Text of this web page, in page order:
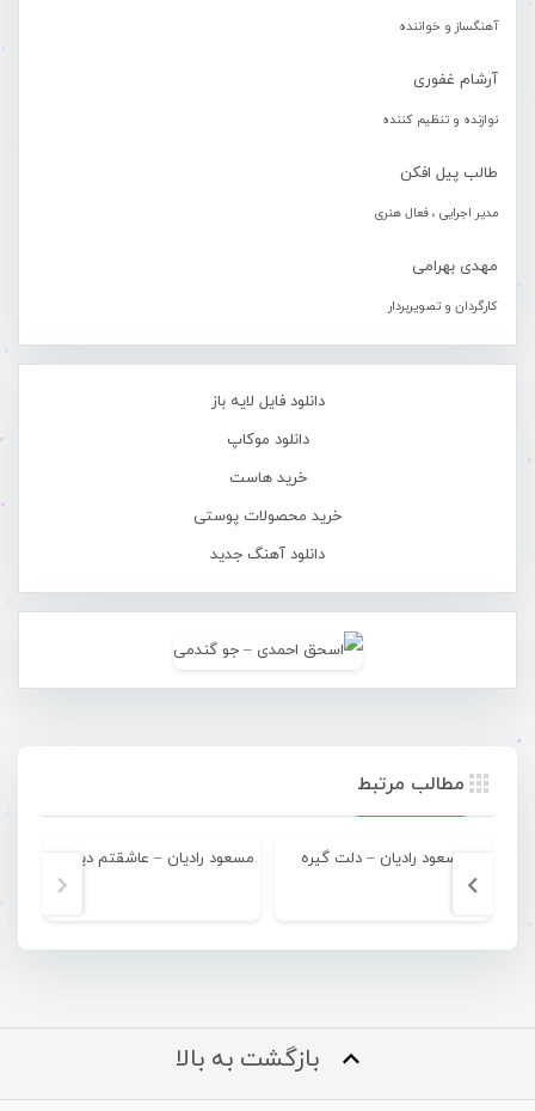
آهنگساز و خواننده
آرشام غفوری
نوازنده و تنظیم کننده
طالب پیل افکن
مدیر اجرایی ، فعال هنری
مهدی بهرامی
کارگردان و تصویربردار
دانلود فایل لایه باز
دانلود موکاپ
خرید هاست
خرید محصولات پوستی
دانلود آهنگ جدید
مطالب مرتبط
مسعود رادیان – دلت گیره
بازگشت به بالا